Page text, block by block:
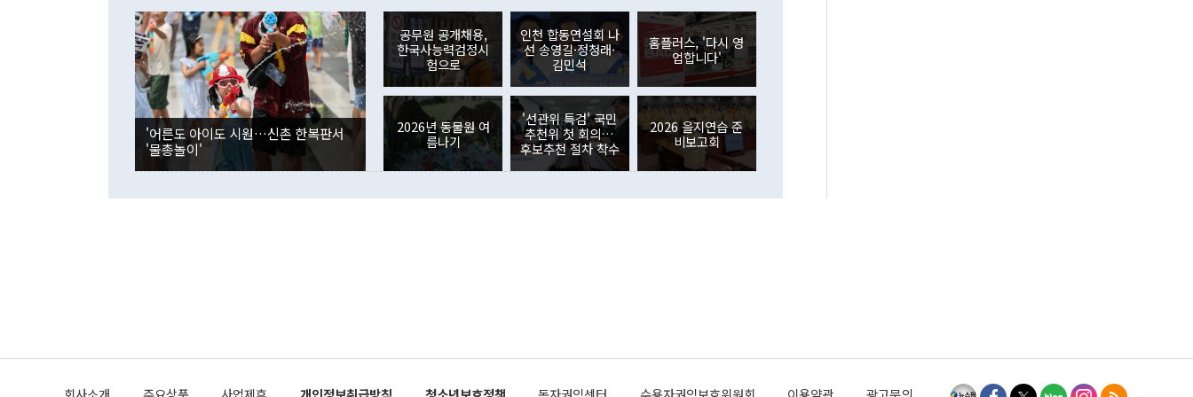
이 9월 러시아 블라디보스토크에서 열리는 '동방경제포럼(EEF)'을 언급하
며 "정부 차원에서 (참석을) 검토하고 있다"고 발언한 데 대해서도 조 장관
은 "그것은 외교부의 몫"이라며 "아직 거기까지 진도가 나가지 않았다"고
잘랐다. 정 장관이 이날 소개한 대북 구상과 설명은 정부 내 조율을 거치지
않았다는 점에서 문제가 있다. 특히 주적 표현 대체와 국호 사용, 9·19 군
사합의 복원, 4자회담 추진 등은 통일부 장관이 결정할 사안이 아니어서 월
권이라는 지적이 나오고 있다. 이 대통령은 정 장관의 업무보고를 듣고 난
뒤 "여기 업무보고에 발표했다고 승인난 건 아니다"라고 재차 확인했다. 정
부의 한 소식통은 "정 장관의 발언 내용은 대부분 국가안전보장회의(NSC)
를 거쳐 결정된 사안이 아닌 정 장관의 개인적 생각에 가깝다"며 "안보 관
련 부처 장관이 정부의 공식 정책이 아닌 사안을 추진하겠다고 업무보고를
하고 대통령의 면전에서 '국군통수권자가 나서야 한다'고 주장한 것은 심각
이나 미국은 북한에 선비핵화를 공식적으로 요구한 적이 없기 때문이다. 지
였던 올해 3월(369억9000만달러)을 넘어선 것이다. 직접투자에서는 내국
인의 해외투자가 80억1000만달러, 외국인의 국내투자가 46억3000만달러
각각 증가했다. 증권투자에서는 외국인의 국내 주식 매도세가 이어졌다. 외
국인의 국내 주식 투자는 차익실현 매도 등의 영향으로 316억1000만달러
감소하며 전월(-310억5000만달러)에 이어 역대 최대 순매도 기록을 다시
경신했다. 외국인의 국내 채권투자는 세계국채지수(WGBI) 자금 유입에도
분기 말 만기도래 영향으로 증가 폭이 줄어든 52억9000만달러를 기록했
다. 내국인의 해외 증권투자는 주식을 중심으로 35억6000만달러 증가했
다. eoyn2@newspim.com
'어른도 아이도 시원…신촌 한복판서
'물총놀이'
공무원 공개채용,
한국사능력검정시
험으로
인천 합동연설회 나
선 송영길·정청래·
김민석
홈플러스, '다시 영
업합니다'
2026년 동물원 여
름나기
'선관위 특검' 국민
추천위 첫 회의…
후보추천 절차 착수
2026 을지연습 준
비보고회